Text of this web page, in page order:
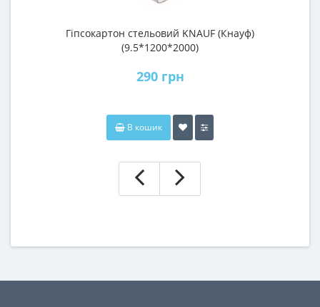
Гіпсокартон стельовий KNAUF (Кнауф)
(9.5*1200*2000)
290 грн
В кошик